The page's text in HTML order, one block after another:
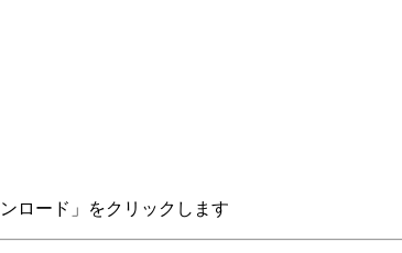
ロード」をクリックします